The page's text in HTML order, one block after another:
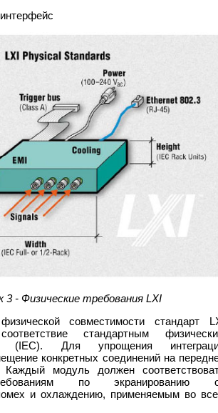
3 - Физические требования LXI
совместимости стандарт
стандартным
(IEC). Для упрощения
конкретных соединений на
модуль должен
по экранированию
и охлаждению, применяемым во